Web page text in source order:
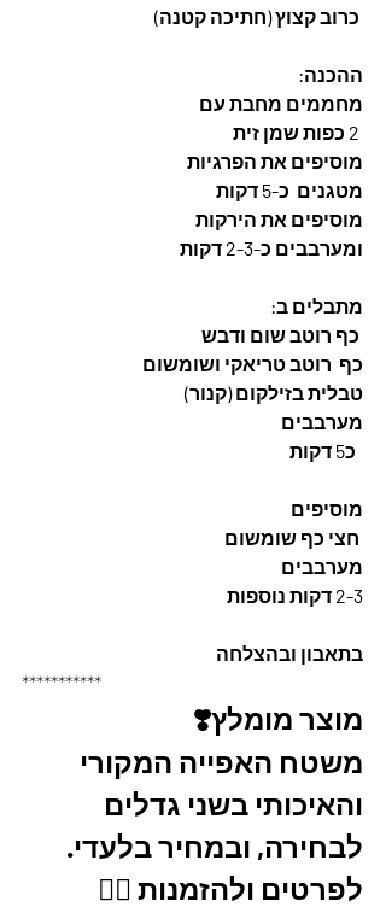
ההכנה:
מחממים מחבת עם
מוסיפים את הפרגיות
מטגנים  כ-5 דקות
מוסיפים את הירקות
ומערבבים כ-2-3 דקות
מתבלים ב:
כף  רוטב טריאקי ושומשום
טבלית בזילקום (קנור)
מערבבים
מוסיפים
מערבבים
2-3 דקות נוספות
בתאבון ובהצלחה
***********
מוצר מומלץ❣️
משטח האפייה המקורי
והאיכותי בשני גדלים
לבחירה, ובמחיר בלעדי.
לפרטים ולהזמנות 👇🏼